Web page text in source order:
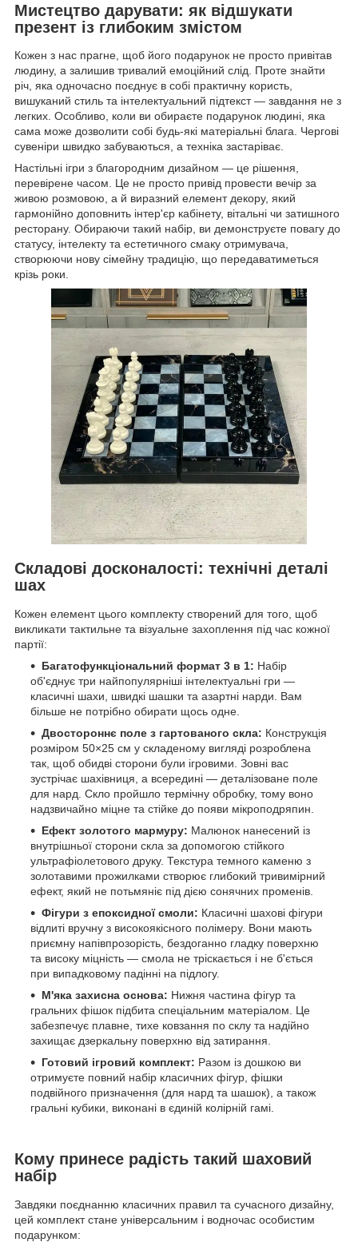
Мистецтво дарувати: як відшукати
презент із глибоким змістом
Кожен з нас прагне, щоб його подарунок не просто привітав
людину, а залишив тривалий емоційний слід. Проте знайти
річ, яка одночасно поєднує в собі практичну користь,
вишуканий стиль та інтелектуальний підтекст — завдання не з
легких. Особливо, коли ви обираєте подарунок людині, яка
сама може дозволити собі будь-які матеріальні блага. Чергові
сувеніри швидко забуваються, а техніка застаріває.
Настільні ігри з благородним дизайном — це рішення,
перевірене часом. Це не просто привід провести вечір за
живою розмовою, а й виразний елемент декору, який
гармонійно доповнить інтер'єр кабінету, вітальні чи затишного
ресторану. Обираючи такий набір, ви демонструєте повагу до
статусу, інтелекту та естетичного смаку отримувача,
створюючи нову сімейну традицію, що передаватиметься
крізь роки.
Складові досконалості: технічні деталі
шах
Кожен елемент цього комплекту створений для того, щоб
викликати тактильне та візуальне захоплення під час кожної
партії:
Багатофункціональний формат 3 в 1: Набір
об'єднує три найпопулярніші інтелектуальні гри —
класичні шахи, швидкі шашки та азартні нарди. Вам
більше не потрібно обирати щось одне.
Двостороннє поле з гартованого скла: Конструкція
розміром 50×25 см у складеному вигляді розроблена
так, щоб обидві сторони були ігровими. Зовні вас
зустрічає шахівниця, а всередині — деталізоване поле
для нард. Скло пройшло термічну обробку, тому воно
надзвичайно міцне та стійке до появи мікроподряпин.
Ефект золотого мармуру: Малюнок нанесений із
внутрішньої сторони скла за допомогою стійкого
ультрафіолетового друку. Текстура темного каменю з
золотавими прожилками створює глибокий тривимірний
ефект, який не потьмяніє під дією сонячних променів.
Фігури з епоксидної смоли: Класичні шахові фігури
відлиті вручну з високоякісного полімеру. Вони мають
приємну напівпрозорість, бездоганно гладку поверхню
та високу міцність — смола не тріскається і не б'ється
при випадковому падінні на підлогу.
М'яка захисна основа: Нижня частина фігур та
гральних фішок підбита спеціальним матеріалом. Це
забезпечує плавне, тихе ковзання по склу та надійно
захищає дзеркальну поверхню від затирання.
Готовий ігровий комплект: Разом із дошкою ви
отримуєте повний набір класичних фігур, фішки
подвійного призначення (для нард та шашок), а також
гральні кубики, виконані в єдиній колірній гамі.
Кому принесе радість такий шаховий
набір
Завдяки поєднанню класичних правил та сучасного дизайну,
цей комплект стане універсальним і водночас особистим
подарунком: